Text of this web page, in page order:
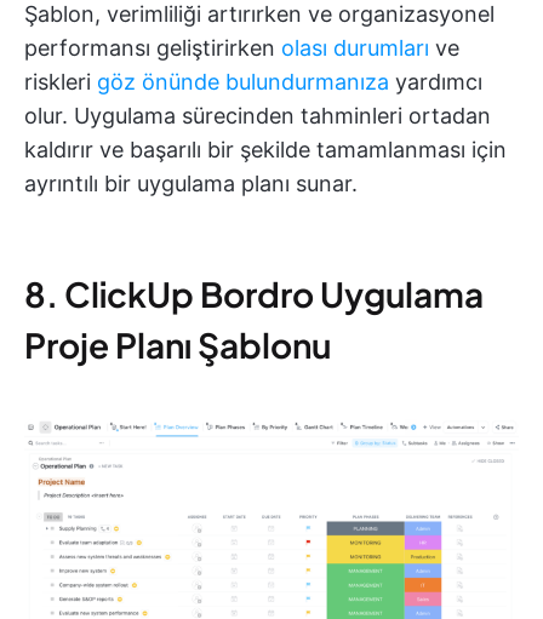
Şablon, verimliliği artırırken ve organizasyonel
performansı geliştirirken olası durumları ve
riskleri göz önünde bulundurmanıza yardımcı
olur. Uygulama sürecinden tahminleri ortadan
kaldırır ve başarılı bir şekilde tamamlanması için
ayrıntılı bir uygulama planı sunar.
8. ClickUp Bordro Uygulama
Proje Planı Şablonu